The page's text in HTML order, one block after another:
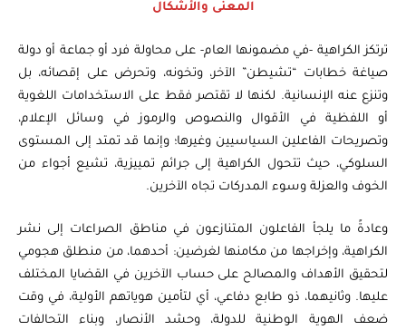
المعنى والأشكال
ترتكز الكراهية -في مضمونها العام- على محاولة فرد أو جماعة أو دولة
صياغة خطابات “تشيطن” الآخر، وتخونه، وتحرض على إقصائه، بل
وتنزع عنه الإنسانية. لكنها لا تقتصر فقط على الاستخدامات اللغوية
أو اللفظية في الأقوال والنصوص والرموز في وسائل الإعلام،
وتصريحات الفاعلين السياسيين وغيرها؛ وإنما قد تمتد إلى المستوى
السلوكي، حيث تتحول الكراهية إلى جرائم تمييزية، تشيع أجواء من
الخوف والعزلة وسوء المدركات تجاه الآخرين.
وعادةً ما يلجأ الفاعلون المتنازعون في مناطق الصراعات إلى نشر
الكراهية، وإخراجها من مكامنها لغرضين: أحدهما، من منطلق هجومي
لتحقيق الأهداف والمصالح على حساب الآخرين في القضايا المختلف
عليها. وثانيهما، ذو طابع دفاعي، أي لتأمين هوياتهم الأولية، في وقت
ضعف الهوية الوطنية للدولة، وحشد الأنصار، وبناء التحالفات